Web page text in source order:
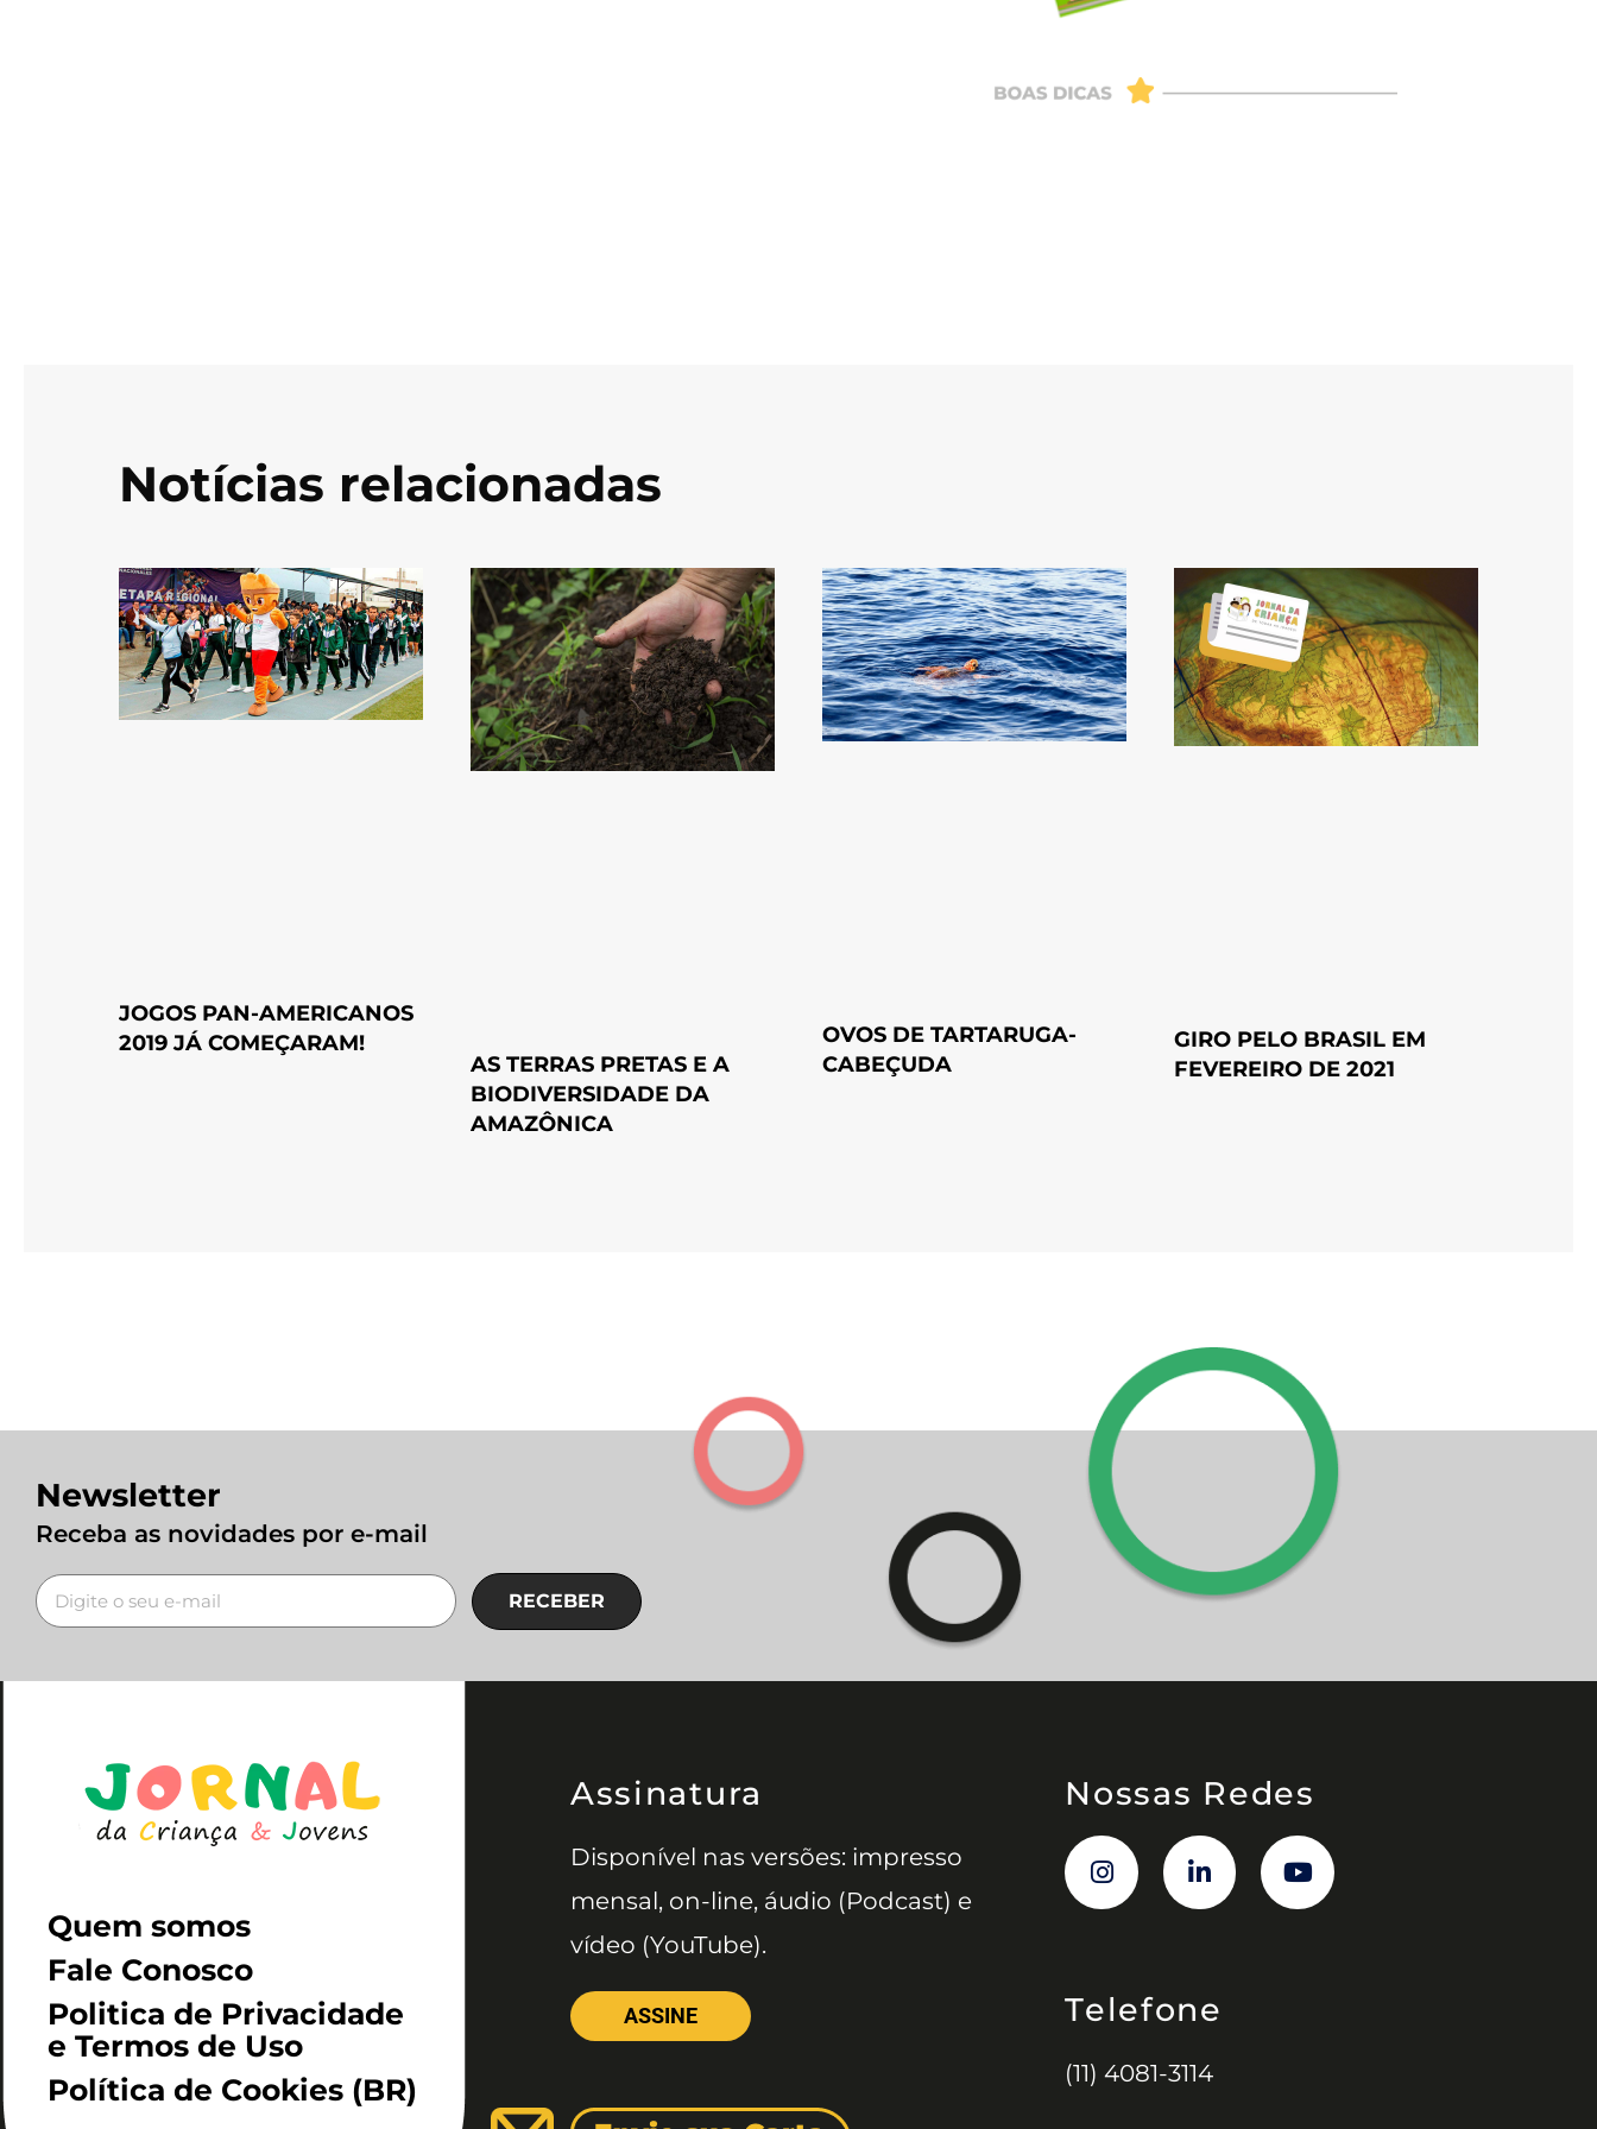
Notícias relacionadas
JOGOS PAN-AMERICANOS
2019 JÁ COMEÇARAM!
AS TERRAS PRETAS E A
BIODIVERSIDADE DA
AMAZÔNICA
OVOS DE TARTARUGA-
CABEÇUDA
GIRO PELO BRASIL EM
FEVEREIRO DE 2021
Newsletter
Receba as novidades por e-mail
RECEBER
Quem somos
Fale Conosco
Politica de Privacidade
e Termos de Uso
Política de Cookies (BR)
Assinatura
Disponível nas versões: impresso
mensal, on-line, áudio (Podcast) e
vídeo (YouTube).
ASSINE
Nossas Redes
Telefone
(11) 4081-3114